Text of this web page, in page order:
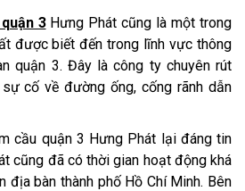
3Hưng Phát cũng là một trong
được biết đến trong lĩnh vực thông
quận 3. Đây là công ty chuyên rút
cố về đường ống, cống rãnh dẫn
cầu quận 3 Hưng Phát lại đáng tin
cũng đã có thời gian hoạt động khá
địa bàn thành phố Hồ Chí Minh. Bên